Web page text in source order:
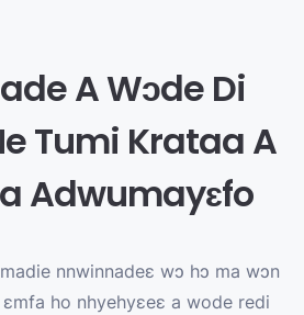
A Wɔde Di
Tumi Krataa A
Adwumayɛfo
nnwinnadeɛ wɔ hɔ ma wɔn
ho nhyehyɛeɛ a wode redi